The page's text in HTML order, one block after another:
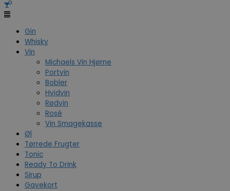
Gin
Whisky
Vin
Michaels Vin Hjørne
Portvin
Bobler
Hvidvin
Rødvin
Rosé
Vin Smagekasse
Øl
Tørrede Frugter
Tonic
Ready To Drink
Sirup
Gavekort